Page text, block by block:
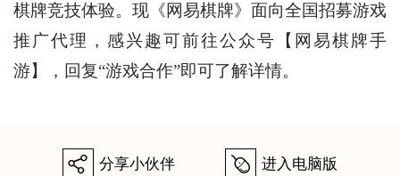
棋牌竞技体验。现《网易棋牌》面向全国招募游戏
推广代理，感兴趣可前往公众号【网易棋牌手
游】，回复“游戏合作”即可了解详情。
򰀂 分享小伙伴 򰀄 进入电脑版